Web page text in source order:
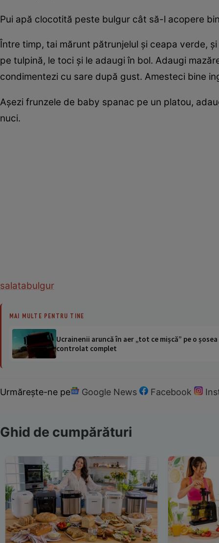
Pui apă clocotită peste bulgur cât să-l acopere
Între timp, tai mărunt pătrunjelul și ceapa verde,
pe tulpină, le toci și le adaugi în bol. Adaugi
condimentezi cu sare după gust. Amesteci bine
Așezi frunzele de baby spanac pe un platou,
nuci.
salatabulgur
MAI MULTE PENTRU TINE
Ucrainenii aruncă în aer „tot ce mișcă” pe o
controlat complet
Urmărește-ne pe Google News Facebook
Ghid de cumpărături